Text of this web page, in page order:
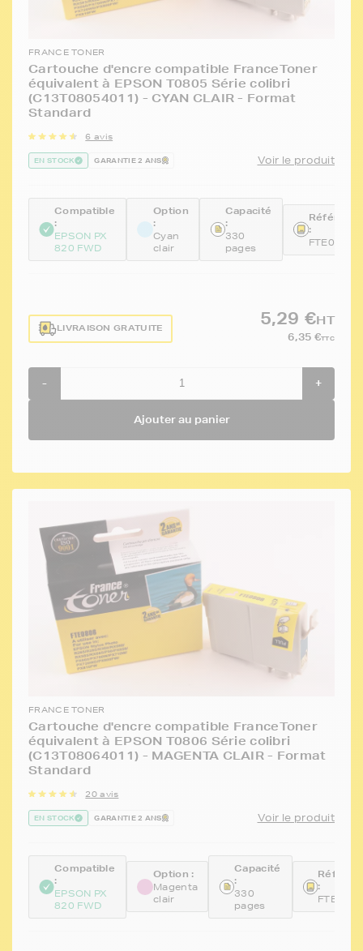
FRANCE TONER
Cartouche d'encre compatible FranceToner
équivalent à EPSON T0805 Série colibri
(C13T08054011) - CYAN CLAIR - Format
Standard
6 avis
EN STOCK GARANTIE 2 ANS Voir le produit
Compatible
:
EPSON PX
820 FWD
Option
:
Cyan
clair
Capacité
:
330
pages
:
FTE0805
LIVRAISON GRATUITE
5,29 €HT
6,35 €TTC
- +
Ajouter au panier
FRANCE TONER
Cartouche d'encre compatible FranceToner
équivalent à EPSON T0806 Série colibri
(C13T08064011) - MAGENTA CLAIR - Format
Standard
20 avis
EN STOCK GARANTIE 2 ANS Voir le produit
Compatible
:
EPSON PX
820 FWD
Option :
Magenta
clair
Capacité
:
330
pages
: